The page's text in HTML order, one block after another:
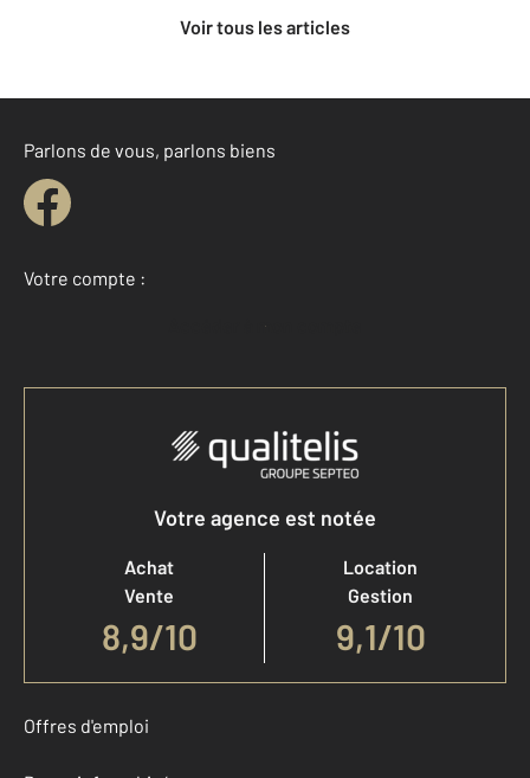
Voir tous les articles
Parlons de vous, parlons biens
Votre compte :
Accéder à mon compte
Votre agence est notée
Achat
Vente
8,9/10
Location
Gestion
9,1/10
Offres d'emploi